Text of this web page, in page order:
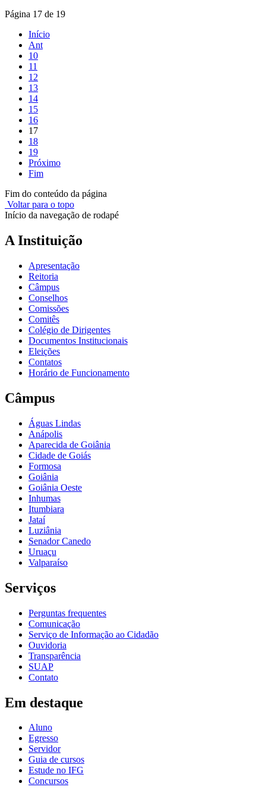
Página 17 de 19
Início
Ant
10
11
12
13
14
15
16
17
18
19
Próximo
Fim
Fim do conteúdo da página
Voltar para o topo
Início da navegação de rodapé
A Instituição
Apresentação
Reitoria
Câmpus
Conselhos
Comissões
Comitês
Colégio de Dirigentes
Documentos Institucionais
Eleições
Contatos
Horário de Funcionamento
Câmpus
Águas Lindas
Anápolis
Aparecida de Goiânia
Cidade de Goiás
Formosa
Goiânia
Goiânia Oeste
Inhumas
Itumbiara
Jataí
Luziânia
Senador Canedo
Uruaçu
Valparaíso
Serviços
Perguntas frequentes
Comunicação
Serviço de Informação ao Cidadão
Ouvidoria
Transparência
SUAP
Contato
Em destaque
Aluno
Egresso
Servidor
Guia de cursos
Estude no IFG
Concursos